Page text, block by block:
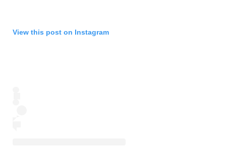
View this post on Instagram